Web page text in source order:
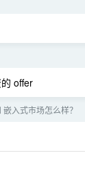
offer
入式市场怎么样？